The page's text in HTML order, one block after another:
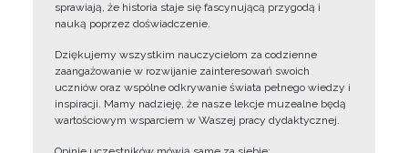
sprawiają, że historia staje się fascynującą przygodą i
nauką poprzez doświadczenie.
Dziękujemy wszystkim nauczycielom za codzienne
zaangażowanie w rozwijanie zainteresowań swoich
uczniów oraz wspólne odkrywanie świata pełnego wiedzy i
inspiracji. Mamy nadzieję, że nasze lekcje muzealne będą
wartościowym wsparciem w Waszej pracy dydaktycznej.